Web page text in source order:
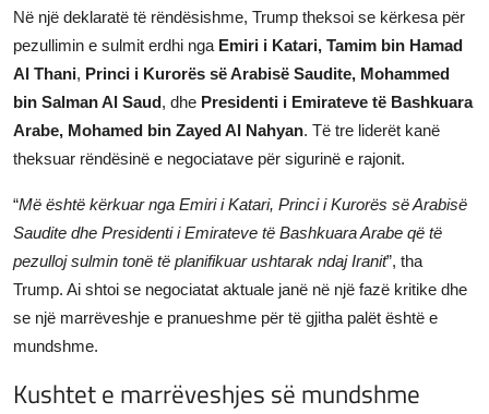
Në një deklaratë të rëndësishme, Trump theksoi se kërkesa për
pezullimin e sulmit erdhi nga Emiri i Katari, Tamim bin Hamad
Al Thani, Princi i Kurorës së Arabisë Saudite, Mohammed
bin Salman Al Saud, dhe Presidenti i Emirateve të Bashkuara
Arabe, Mohamed bin Zayed Al Nahyan. Të tre liderët kanë
theksuar rëndësinë e negociatave për sigurinë e rajonit.
“Më është kërkuar nga Emiri i Katari, Princi i Kurorës së Arabisë
Saudite dhe Presidenti i Emirateve të Bashkuara Arabe që të
pezulloj sulmin tonë të planifikuar ushtarak ndaj Iranit”, tha
Trump. Ai shtoi se negociatat aktuale janë në një fazë kritike dhe
se një marrëveshje e pranueshme për të gjitha palët është e
mundshme.
Kushtet e marrëveshjes së mundshme